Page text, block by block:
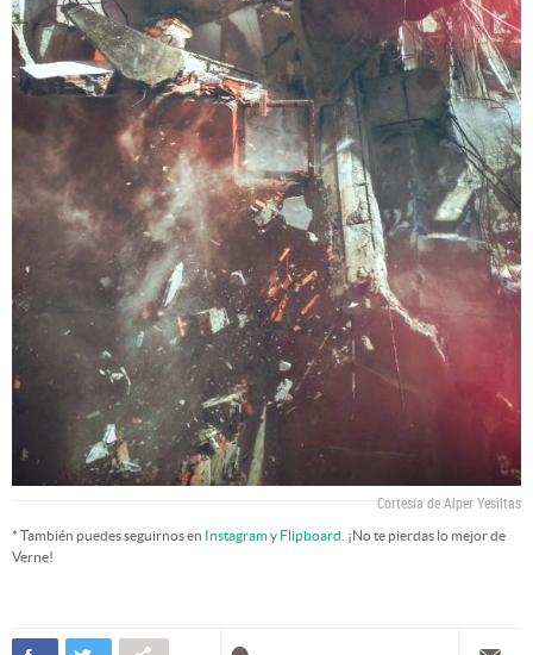
Cortesía de Alper Yesiltas
* También puedes seguirnos en Instagramy Flipboard . ¡No te pierdas lo mejor de
Verne!